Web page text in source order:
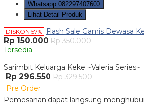
Whatsapp 082297407600
Lihat Detail Produk
DISKON 57% Flash Sale Gamis Dewasa
Rp 150.000 Rp 350.000
Tersedia
Sarimbit Keluarga Keke ~Valeria Series~
Rp 296.550 Rp 329.500
Pre Order
Pemesanan dapat langsung